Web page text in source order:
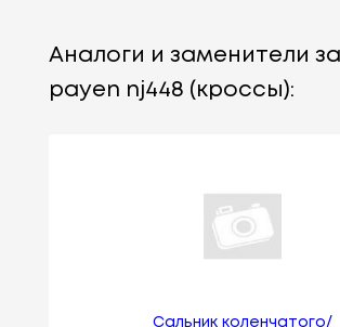
Аналоги и заменители
payen nj448 (кроссы):
Сальник коленчатого/